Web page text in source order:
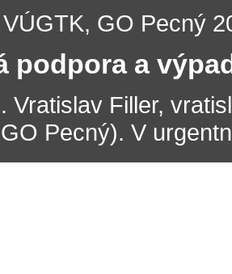
GO Pecný
podpora a
Vratislav Filler,
Pecný). V